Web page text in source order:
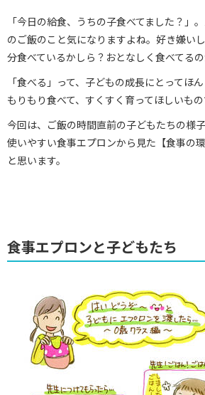
「今日の給食、うちの子食べてました？」
のご飯のこと気になりますよね。好き嫌い
分食べているかしら？おとなしく食べてる
「食べる」って、子どもの成長にとってほ
もりもり食べて、すくすく育ってほしいもの
今回は、ご飯の時間直前の子どもたちの様
使いやすい食事エプロンから見た【食事の
と思います。
食事エプロンと子どもたち